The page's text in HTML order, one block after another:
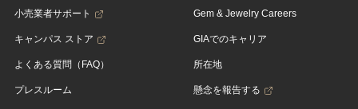
小売業者サポート
キャンパス ストア
よくある質問（FAQ）
プレスルーム
Gem & Jewelry Careers
GIAでのキャリア
所在地
懸念を報告する